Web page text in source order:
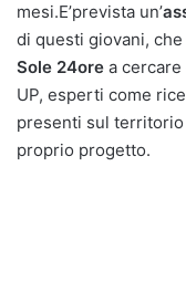
mesi.E’prevista un’
di questi giovani,
Sole 24ore a
UP, esperti come
presenti sul
proprio progetto.